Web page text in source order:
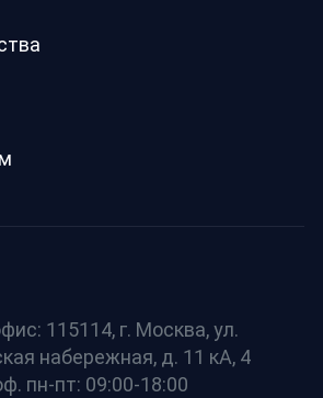
115114, г. Москва, ул.
набережная, д. 11 кА, 4
пн-пт: 09:00-18:00